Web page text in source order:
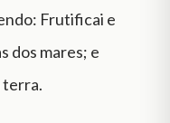
Frutificai e
dos mares; e
terra.